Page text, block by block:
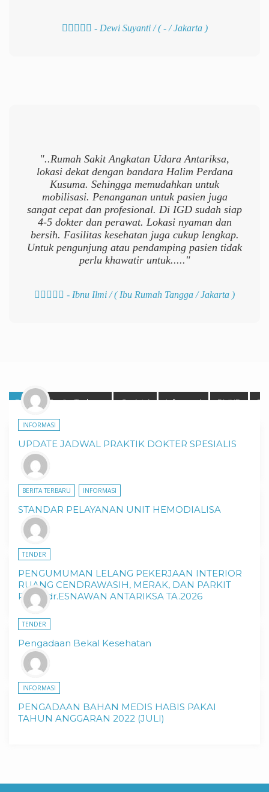
- Dewi Suyanti /( - / Jakarta )
"..Rumah Sakit Angkatan Udara Antariksa,
lokasi dekat dengan bandara Halim Perdana
Kusuma. Sehingga memudahkan untuk
mobilisasi. Penanganan untuk pasien juga
sangat cepat dan profesional. Di IGD sudah siap
4-5 dokter dan perawat. Lokasi nyaman dan
bersih. Fasilitas kesehatan juga cukup lengkap.
Untuk pengunjung atau pendamping pasien tidak
perlu khawatir untuk....."
- Ibnu Ilmi /( Ibu Rumah Tangga / Jakarta )
Blog Berita Terbaru Geriatri Informasi PMKP
INFORMASI
UPDATE JADWAL PRAKTIK DOKTER SPESIALIS
BERITA TERBARU INFORMASI
STANDAR PELAYANAN UNIT HEMODIALISA
TENDER
PENGUMUMAN LELANG PEKERJAAN INTERIOR
RUANG CENDRAWASIH, MERAK, DAN PARKIT
RSAU dr.ESNAWAN ANTARIKSA TA.2026
TENDER
Pengadaan Bekal Kesehatan
INFORMASI
PENGADAAN BAHAN MEDIS HABIS PAKAI
TAHUN ANGGARAN 2022 (JULI)